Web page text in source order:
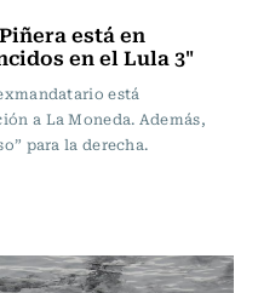
está en
en el Lula 3"
está
a La Moneda. Además,
para la derecha.